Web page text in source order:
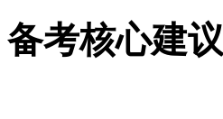
备考核心建议